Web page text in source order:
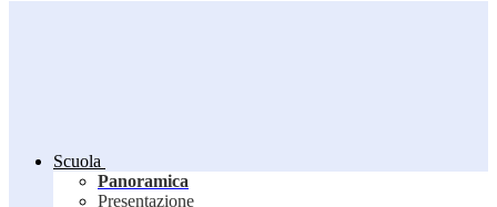
Scuola
Panoramica
Presentazione